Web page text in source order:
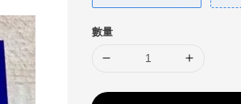
數量